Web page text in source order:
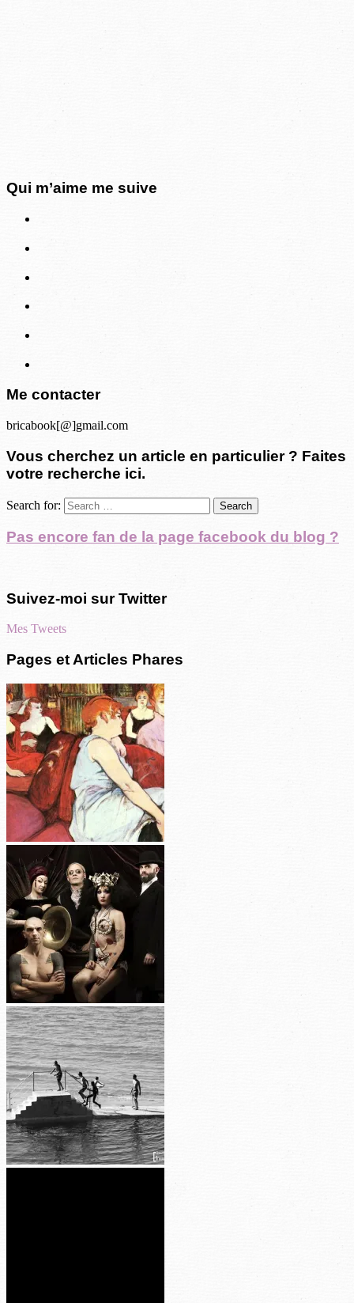
Qui m’aime me suive
Me contacter
bricabook[@]gmail.com
Vous cherchez un article en particulier ? Faites
votre recherche ici.
Search for:
Pas encore fan de la page facebook du blog ?
Suivez-moi sur Twitter
Mes Tweets
Pages et Articles Phares